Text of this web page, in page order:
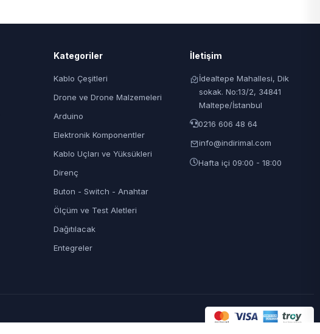
Kategoriler
Kablo Çeşitleri
Drone ve Drone Malzemeleri
Arduino
Elektronik Komponentler
Kablo Uçları ve Yüksükleri
Direnç
Buton - Switch - Anahtar
Ölçüm ve Test Aletleri
Dağıtılacak
Entegreler
İletişim
İdealtepe Mahallesi, Dik
sokak. No:13/2, 34841
Maltepe/İstanbul
0216 606 48 64
info@indirimal.com
Hafta içi 09:00 - 18:00